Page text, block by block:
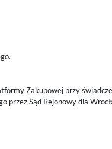
Zakupowej przy
Sąd Rejonowy dla